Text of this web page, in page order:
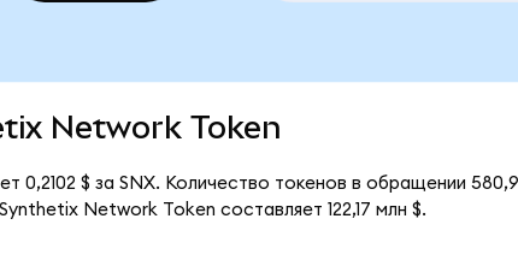
Network Token
0,2102 $ за SNX. Количество токенов в обращении
Network Token составляет 122,17 млн $.